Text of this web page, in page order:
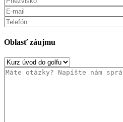
Oblasť záujmu